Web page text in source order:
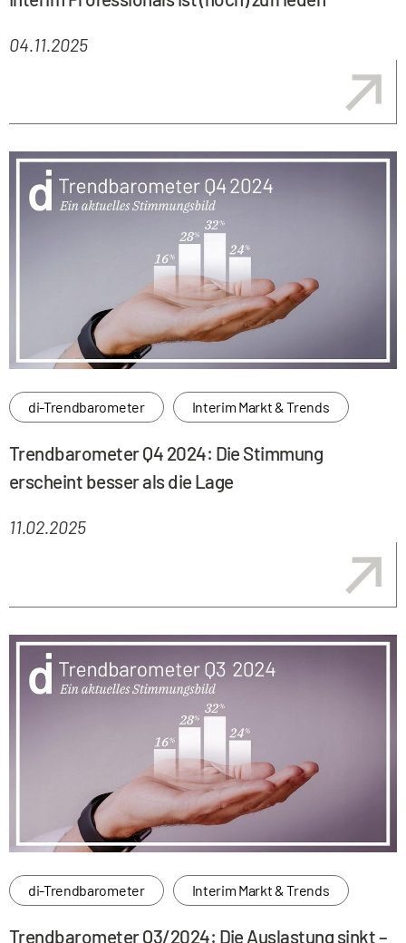
04.11.2025
di-Trendbarometer Interim Markt & Trends
Trendbarometer Q4 2024: Die Stimmung
erscheint besser als die Lage
11.02.2025
di-Trendbarometer Interim Markt & Trends
Trendbarometer Q3/2024: Die Auslastung sinkt –